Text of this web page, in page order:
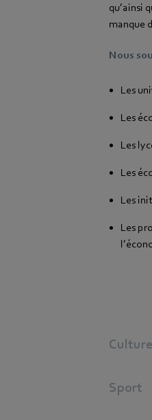
qu’ainsi
manque
Nous
Les
Les
Les
Les
Les
Les
Culture
Sport